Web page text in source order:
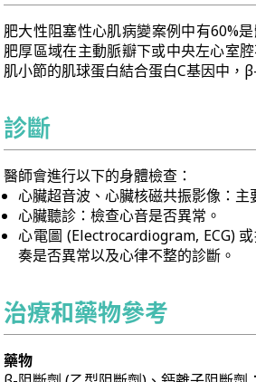
肥大性阻塞性心肌病變案例中有60%
肥厚區域在主動脈瓣下或中央左心室
肌小節的肌球蛋白結合蛋白C基因中，
診斷
醫師會進行以下的身體檢查：
心臟超音波、心臟核磁共振影像：
心臟聽診：檢查心音是否異常。
心電圖 (Electrocardiogram, ECG)
奏是否異常以及心律不整的診斷。
治療和藥物參考
藥物